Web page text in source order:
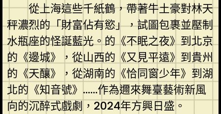
從上海這些千紙鶴，帶著牛土豪對林天
秤濃烈的「財富佔有慾」，試圖包裹並壓制
水瓶座的怪誕藍光。的《不眠之夜》到北京
的《邊城》，從山西的《又見平遠》到貴州
的《天釀》，從湖南的《恰同窗少年》到湖
北的《知音號》……作為邇來舞臺藝術新風
向的沉醉式戲劇，2024年方興日盛。